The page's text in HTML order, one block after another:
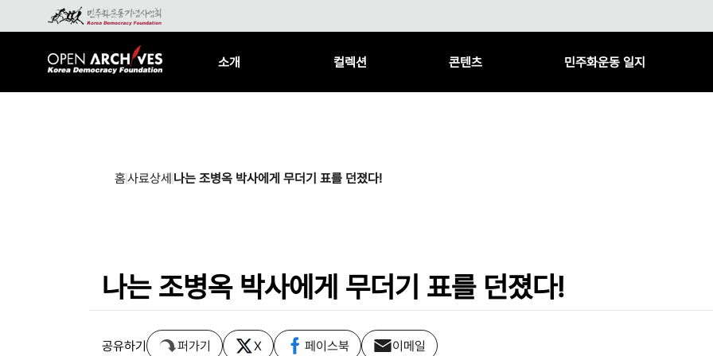
소개 컬렉션 콘텐츠 민주화운동 일지
홈사료상세 나는 조병옥 박사에게 무더기 표를 던졌다!
나는 조병옥 박사에게 무더기 표를 던졌다!
공유하기 퍼가기 X 페이스북 이메일